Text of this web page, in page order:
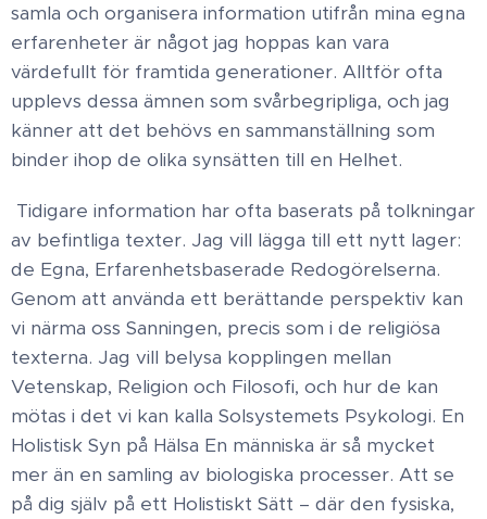
samla och organisera information utifrån mina egna
erfarenheter är något jag hoppas kan vara
värdefullt för framtida generationer. Alltför ofta
upplevs dessa ämnen som svårbegripliga, och jag
känner att det behövs en sammanställning som
binder ihop de olika synsätten till en Helhet.
Tidigare information har ofta baserats på tolkningar
av befintliga texter. Jag vill lägga till ett nytt lager:
de Egna, Erfarenhetsbaserade Redogörelserna.
Genom att använda ett berättande perspektiv kan
vi närma oss Sanningen, precis som i de religiösa
texterna. Jag vill belysa kopplingen mellan
Vetenskap, Religion och Filosofi, och hur de kan
mötas i det vi kan kalla Solsystemets Psykologi. En
Holistisk Syn på Hälsa En människa är så mycket
mer än en samling av biologiska processer. Att se
på dig själv på ett Holistiskt Sätt – där den fysiska,